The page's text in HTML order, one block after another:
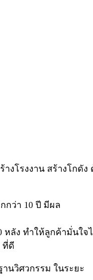
างโรงงาน สร้างโกดัง
กว่า 10 ปี มีผล
หลัง ทำให้ลูกค้ามั่นใจ
ที่ดี
นวิศวกรรม ในระยะ